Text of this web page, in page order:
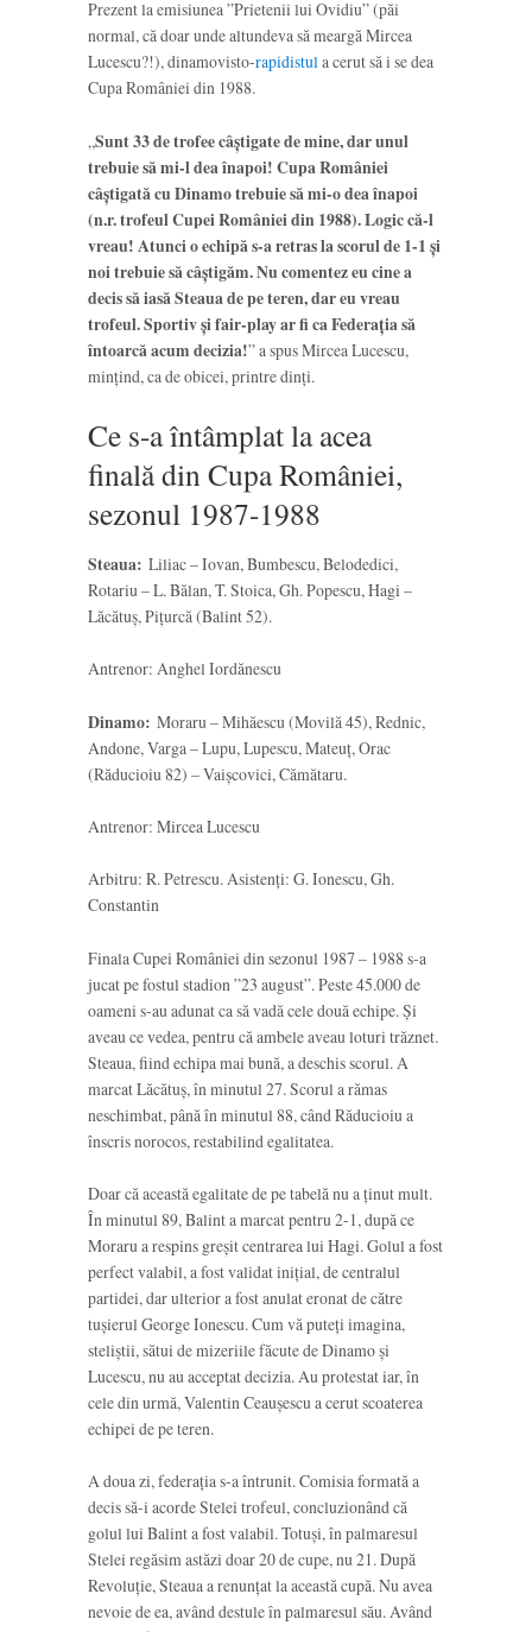
Prezent la emisiunea ”Prietenii lui Ovidiu” (păi
normal, că doar unde altundeva să meargă Mircea
Lucescu?!), dinamovisto-rapidistula cerut să i se dea
Cupa României din 1988.
„Sunt 33 de trofee câștigate de mine, dar unul
trebuie să mi-l dea înapoi! Cupa României
câștigată cu Dinamo trebuie să mi-o dea înapoi
(n.r. trofeul Cupei României din 1988). Logic că-l
vreau! Atunci o echipă s-a retras la scorul de 1-1 și
noi trebuie să câștigăm. Nu comentez eu cine a
decis să iasă Steaua de pe teren, dar eu vreau
trofeul. Sportiv și fair-play ar fi ca Federația să
întoarcă acum decizia!” a spus Mircea Lucescu,
mințind, ca de obicei, printre dinți.
Ce s-a întâmplat la acea
finală din Cupa României,
sezonul 1987-1988
Steaua: Liliac – Iovan, Bumbescu, Belodedici,
Rotariu – L. Bălan, T. Stoica, Gh. Popescu, Hagi –
Lăcătuş, Piţurcă (Balint 52).
Antrenor: Anghel Iordănescu
Dinamo: Moraru – Mihăescu (Movilă 45), Rednic,
Andone, Varga – Lupu, Lupescu, Mateuţ, Orac
(Răducioiu 82) – Vaişcovici, Cămătaru.
Antrenor: Mircea Lucescu
Arbitru: R. Petrescu. Asistenţi: G. Ionescu, Gh.
Constantin
Finala Cupei României din sezonul 1987 – 1988 s-a
jucat pe fostul stadion ”23 august”. Peste 45.000 de
oameni s-au adunat ca să vadă cele două echipe. Și
aveau ce vedea, pentru că ambele aveau loturi trăznet.
Steaua, fiind echipa mai bună, a deschis scorul. A
marcat Lăcătuș, în minutul 27. Scorul a rămas
neschimbat, până în minutul 88, când Răducioiu a
înscris norocos, restabilind egalitatea.
Doar că această egalitate de pe tabelă nu a ținut mult.
În minutul 89, Balint a marcat pentru 2-1, după ce
Moraru a respins greșit centrarea lui Hagi. Golul a fost
perfect valabil, a fost validat inițial, de centralul
partidei, dar ulterior a fost anulat eronat de către
tușierul George Ionescu. Cum vă puteți imagina,
steliștii, sătui de mizeriile făcute de Dinamo și
Lucescu, nu au acceptat decizia. Au protestat iar, în
cele din urmă, Valentin Ceaușescu a cerut scoaterea
echipei de pe teren.
A doua zi, federația s-a întrunit. Comisia formată a
decis să-i acorde Stelei trofeul, concluzionând că
golul lui Balint a fost valabil. Totuși, în palmaresul
Stelei regăsim astăzi doar 20 de cupe, nu 21. După
Revoluție, Steaua a renunțat la această cupă. Nu avea
nevoie de ea, având destule în palmaresul său. Având